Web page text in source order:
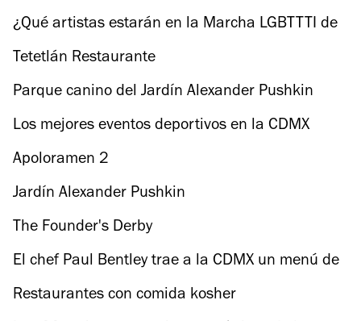
¿Qué artistas estarán en la Marcha LGBTTTI de
la CDMX este año?
Tetetlán Restaurante
Parque canino del Jardín Alexander Pushkin
Los mejores eventos deportivos en la CDMX
Apoloramen 2
Jardín Alexander Pushkin
The Founder's Derby
El chef Paul Bentley trae a la CDMX un menú de
charcutería y pastas finas en Bonito Pop Food
Palmas
Restaurantes con comida kosher